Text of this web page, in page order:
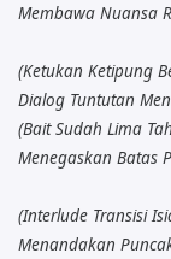
Membawa Nuansa
(Ketukan Ketipung
Dialog Tuntutan
(Bait Sudah Lima
Menegaskan Batas
(Interlude Transisi
Menandakan